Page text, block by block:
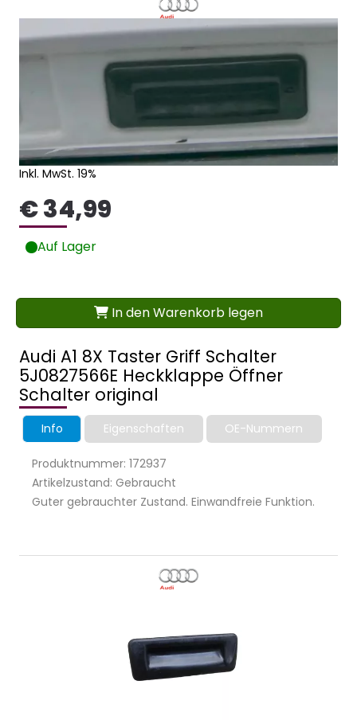
Audi A1 8X Taster Griff Schalter
5J0827566E Heckklappe Öffner
Schalter original
Info Eigenschaften OE-Nummern
Produktnummer: 172937
Artikelzustand: Gebraucht
Guter gebrauchter Zustand. Einwandfreie Funktion.
Inkl. MwSt. 19%
€ 34,99
Auf Lager
In den Warenkorb legen